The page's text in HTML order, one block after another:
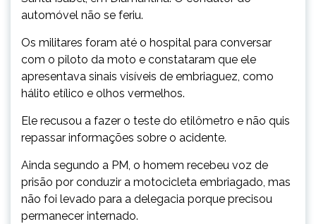
automóvel não se feriu.
Os militares foram até o hospital para conversar
com o piloto da moto e constataram que ele
apresentava sinais visíveis de embriaguez, como
hálito etílico e olhos vermelhos.
Ele recusou a fazer o teste do etilômetro e não quis
repassar informações sobre o acidente.
Ainda segundo a PM, o homem recebeu voz de
prisão por conduzir a motocicleta embriagado, mas
não foi levado para a delegacia porque precisou
permanecer internado.